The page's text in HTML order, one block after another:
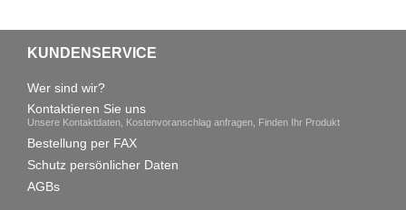
KUNDENSERVICE
Wer sind wir?
Kontaktieren Sie uns
Unsere Kontaktdaten, Kostenvoranschlag anfragen, Finden Ihr Produkt
Bestellung per FAX
Schutz persönlicher Daten
AGBs